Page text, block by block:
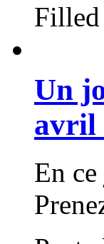
Filled
Un
avril
En